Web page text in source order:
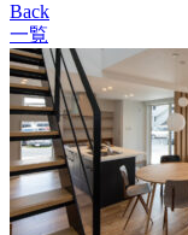
Back
一覧